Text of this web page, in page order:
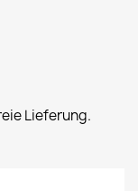
Lieferung.